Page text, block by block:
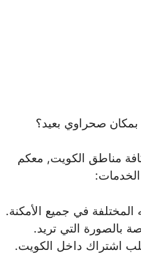
صحراوي بعيد؟
مناطق الكويت, معكم
المختلفة في جميع الأمكنة.
بالصورة التي تريد.
اشتراك داخل الكويت.